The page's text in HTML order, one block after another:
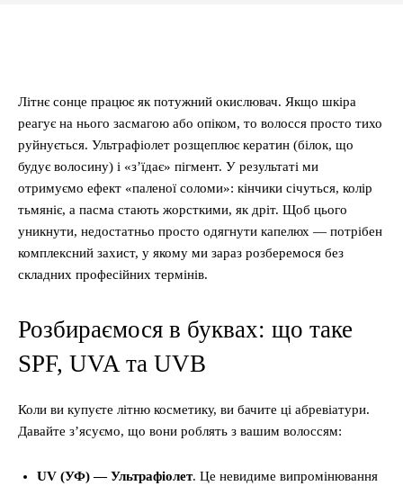
Літнє сонце працює як потужний окислювач. Якщо шкіра
реагує на нього засмагою або опіком, то волосся просто тихо
руйнується. Ультрафіолет розщеплює кератин (білок, що
будує волосину) і «з’їдає» пігмент. У результаті ми
отримуємо ефект «паленої соломи»: кінчики січуться, колір
тьмяніє, а пасма стають жорсткими, як дріт. Щоб цього
уникнути, недостатньо просто одягнути капелюх — потрібен
комплексний захист, у якому ми зараз розберемося без
складних професійних термінів.
Розбираємося в буквах: що таке
SPF, UVA та UVB
Коли ви купуєте літню косметику, ви бачите ці абревіатури.
Давайте з’ясуємо, що вони роблять з вашим волоссям:
UV (УФ) — Ультрафіолет. Це невидиме випромінювання